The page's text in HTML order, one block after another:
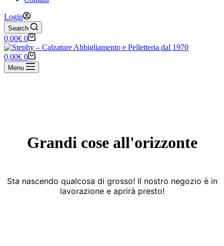
Login
Search
Carrello
0,00€ 0
Carrello
0,00€ 0
Menu
Grandi cose all'orizzonte
Sta nascendo qualcosa di grosso! Il nostro negozio è in
lavorazione e aprirà presto!